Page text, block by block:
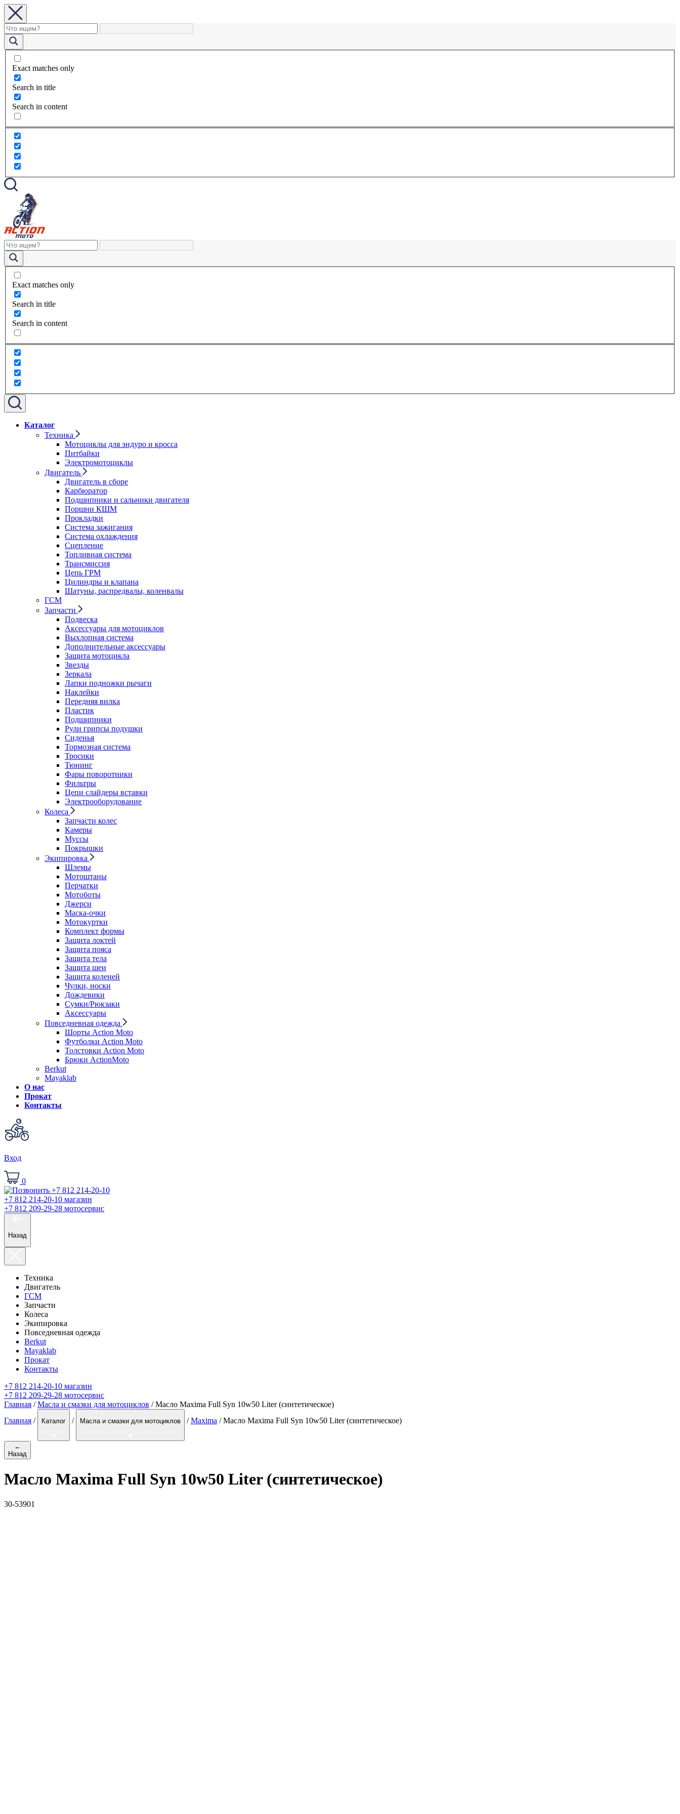
Exact matches only
Search in title
Search in content
Exact matches only
Search in title
Search in content
Каталог
Техника
Мотоциклы для эндуро и кросса
Питбайки
Электромотоциклы
Двигатель
Двигатель в сборе
Карбюратор
Подшипники и сальники двигателя
Поршни КШМ
Прокладки
Система зажигания
Система охлаждения
Сцепление
Топливная система
Трансмиссия
Цепь ГРМ
Цилиндры и клапана
Шатуны, распредвалы, коленвалы
ГСМ
Запчасти
Подвеска
Аксессуары для мотоциклов
Выхлопная система
Дополнительные аксессуары
Защита мотоцикла
Звезды
Зеркала
Лапки подножки рычаги
Наклейки
Передняя вилка
Пластик
Подшипники
Рули грипсы подушки
Сиденья
Тормозная система
Тросики
Тюнинг
Фары поворотники
Фильтры
Цепи слайдеры вставки
Электрооборудование
Колеса
Запчасти колес
Камеры
Муссы
Покрышки
Экипировка
Шлемы
Мотоштаны
Перчатки
Мотоботы
Джерси
Маска-очки
Мотокуртки
Комплект формы
Защита локтей
Защита пояса
Защита тела
Защита шеи
Защита коленей
Чулки, носки
Дождевики
Сумки/Рюкзаки
Аксессуары
Повседневная одежда
Шорты Action Moto
Футболки Action Moto
Толстовки Action Moto
Брюки ActionMoto
Berkut
Mayaklab
О нас
Прокат
Контакты
Вход
0
+7 812 214-20-10 магазин
+7 812 209-29-28 мотосервис
Назад
Техника
Двигатель
ГСМ
Запчасти
Колеса
Экипировка
Повседневная одежда
Berkut
Mayaklab
Прокат
Контакты
+7 812 214-20-10 магазин
+7 812 209-29-28 мотосервис
Главная /Масла и смазки для мотоциклов / Масло Maxima Full Syn 10w50 Liter (синтетическое)
Главная / Каталог / Масла и смазки для мотоциклов / Maxima / Масло Maxima Full Syn 10w50 Liter (синтетическое)
←
Назад
Масло Maxima Full Syn 10w50 Liter (синтетическое)
30-53901